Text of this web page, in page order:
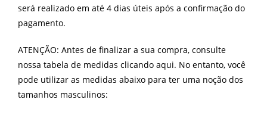
será realizado em até 4 dias úteis após a confirmação do
pagamento.
ATENÇÃO: Antes de finalizar a sua compra, consulte
nossa tabela de medidas clicando aqui. No entanto, você
pode utilizar as medidas abaixo para ter uma noção dos
tamanhos masculinos: